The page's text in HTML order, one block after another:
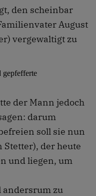
den scheinbar
August
vergewaltigt zu
gepfefferte
der Mann jedoch
darum
soll sie nun
der heute
und liegen, um
andersrum zu